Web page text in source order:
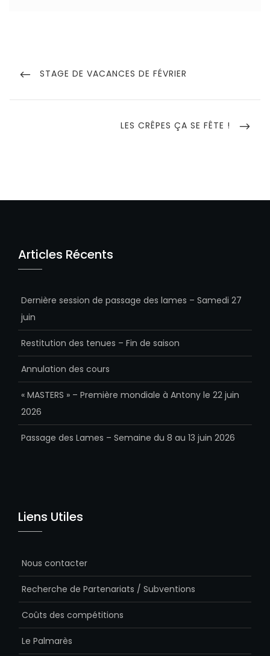
de
PREVIOUS
STAGE DE VACANCES DE FÉVRIER
NEXT
LES CRÊPES ÇA SE FÊTE !
Articles Récents
Dernière session de passage des lames – Samedi 27
juin
Restitution des tenues – Fin de saison
Annulation des cours
« MASTERS » – Première mondiale à Antony le 22 juin
2026
Passage des Lames – Semaine du 8 au 13 juin 2026
Liens Utiles
Nous contacter
Recherche de Partenariats / Subventions
Coûts des compétitions
Le Palmarès